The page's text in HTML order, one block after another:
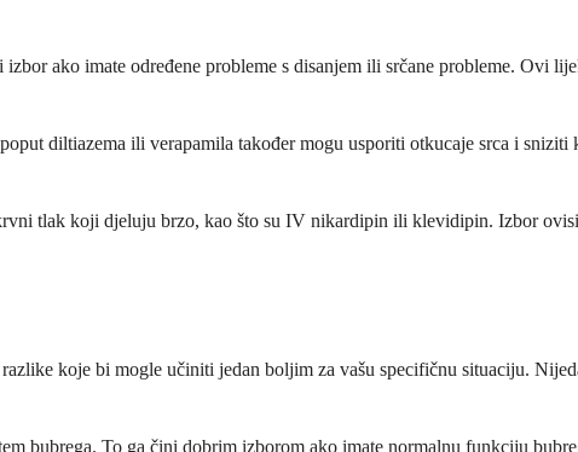
ako imate određene probleme s disanjem ili srčane probleme. Ovi
diltiazema ili verapamila također mogu usporiti otkucaje srca i
tlak koji djeluju brzo, kao što su IV nikardipin ili klevidipin. Izbor
koje bi mogle učiniti jedan boljim za vašu specifičnu situaciju.
bubrega. To ga čini dobrim izborom ako imate normalnu funkciju